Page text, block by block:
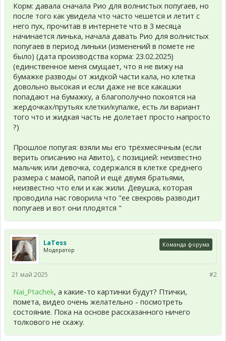
Корм: давала сначала Рио для волнистых попугаев, но
после того как увидела что часто чешется и летит с
него пух, прочитав в интернете что в 3 месяца
начинается линька, начала давать Рио для волнистых
попугаев в период линьки (изменений в помете не
было) (дата производства корма: 23.02.2025)
(единственное меня смущает, что я не вижу на
бумажке разводы от жидкой части кала, но клетка
довольно высокая и если даже не все какашки
попадают на бумажку, а благополучно покоятся на
жердочках/прутьях клетки/купалке, есть ли вариант
того что и жидкая часть не долетает просто напросто
?)
Прошлое попугая: взяли мы его трёхмесячным (если
верить описанию на Авито), с позицией: неизвестно
мальчик или девочка, содержался в клетке среднего
размера с мамой, папой и ещё двумя братьями,
неизвестно что ели и как жили. Девушка, которая
проводила нас говорила что "ее свекровь разводит
попугаев и вот они плодятся "
LaTess
Модератор
Команда форума
#2
21 май 2025
Nai_Ptachek, а какие-то картинки будут? Птички,
помета, видео очень желательно - посмотреть
состояние. Пока на основе рассказанного ничего
толкового не скажу.